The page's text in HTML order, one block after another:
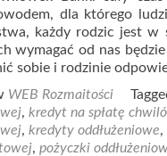
finansowych
dla którego
każdy rodzic jest
wymagać od nas
sobie i rodzinie
WEB Rozmaitości
, kredyt na spłatę
, kredyty oddłużeniowe,
, pożyczki